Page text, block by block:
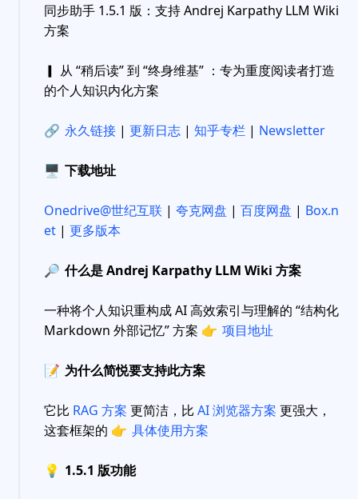
同步助手 1.5.1 版：支持 Andrej Karpathy LLM Wiki
方案
▎ 从 “稍后读” 到 “终身维基” ：专为重度阅读者打造
的个人知识内化方案
🔗 永久链接 | 更新日志 | 知乎专栏 | Newsletter
🖥 下载地址
Onedrive@世纪互联 | 夸克网盘 | 百度网盘 | Box.n
et | 更多版本
🔎 什么是 Andrej Karpathy LLM Wiki 方案
一种将个人知识重构成 AI 高效索引与理解的 “结构化
Markdown 外部记忆” 方案 👉 项目地址
📝 为什么简悦要支持此方案
它比 RAG 方案 更简洁，比 AI 浏览器方案 更强大，
这套框架的 👉 具体使用方案
💡 1.5.1 版功能